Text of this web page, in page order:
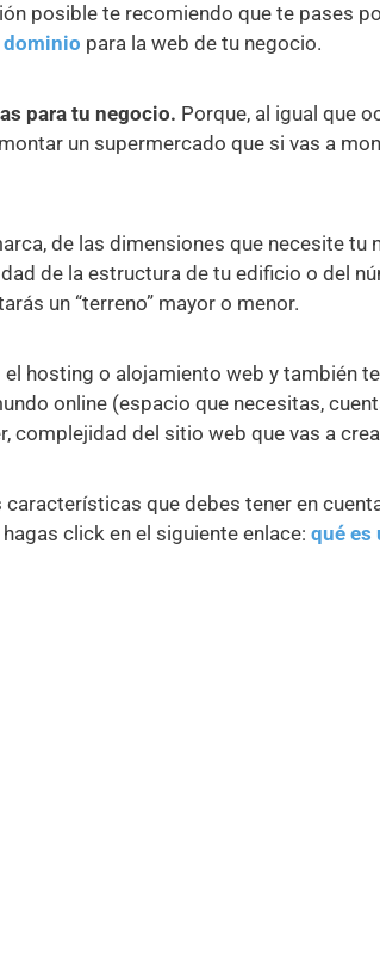
posible te recomiendo que te pases
dominio para la web de tu negocio.
para tu negocio. Porque, al igual que
un supermercado que si vas a
de las dimensiones que necesite tu
de la estructura de tu edificio o del
un “terreno” mayor o menor.
el hosting o alojamiento web y también
online (espacio que necesitas,
complejidad del sitio web que vas a
que debes tener en
click en el siguiente enlace: qué es